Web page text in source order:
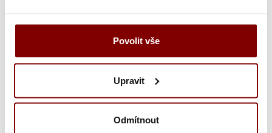
Povolit vše
Upravit
Odmítnout
energiu, protišmyková podrážka
FO = odolnosť podrážky proti oleju, antibakteriálne
mäkká pohodlná vložka, kombinácia mikrovlákna a
protišmyková ľahká TPU podrážka (termoplastický
možné prať do 40st.C v práčke